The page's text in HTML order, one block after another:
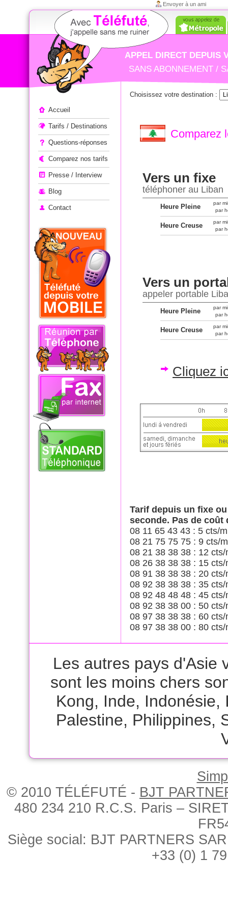
Envoyer à un ami
APPEL DIRECT DEPUIS
SANS ABONNEMENT /
Accueil
Tarifs / Destinations
Questions-réponses
Comparez nos tarifs
Presse / Interview
Blog
Contact
Choisissez votre destination :
Comparez
Vers un fixe
téléphoner au Liban
Heure Pleine
par
par
Heure Creuse
par
par
Vers un
appeler portable
Heure Pleine
par
par
Heure Creuse
par
par
Cliquez
Tarif depuis un fixe
seconde. Pas de coût
08 11 65 43 43 : 5 cts/
08 21 75 75 75 : 9 cts/
08 21 38 38 38 : 12 cts/
08 26 38 38 38 : 15 cts/
08 91 38 38 38 : 20 cts/
08 92 38 38 38 : 35 cts/
08 92 48 48 48 : 45 cts/
08 92 38 38 00 : 50 cts/
08 97 38 38 38 : 60 cts/
08 97 38 38 00 : 80 cts/
Les autres pays d'Asie
sont les moins chers
Kong, Inde, Indonésie,
Palestine, Philippines,
© 2010 TÉLÉFUTÉ - BJT
480 234 210 R.C.S. Paris –
Siège social: BJT PARTNERS
+33 (0) 1